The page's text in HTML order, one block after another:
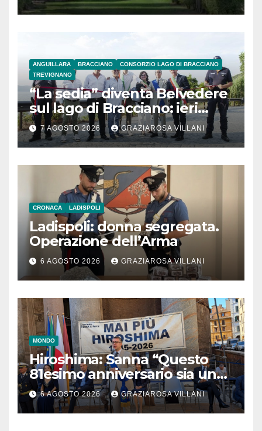
ANGUILLARA BRACCIANO
CONSORZIO LAGO DI BRACCIANO
TREVIGNANO
“La sedia” diventa Belvedere
sul lago di Bracciano: ieri
l’inaugurazione
7 AGOSTO 2026 GRAZIAROSA VILLANI
CRONACA LADISPOLI
Ladispoli: donna segregata.
Operazione dell’Arma
6 AGOSTO 2026 GRAZIAROSA VILLANI
MONDO
Hiroshima: Sanna “Questo
81esimo anniversario sia un
monito per tutti”
6 AGOSTO 2026 GRAZIAROSA VILLANI